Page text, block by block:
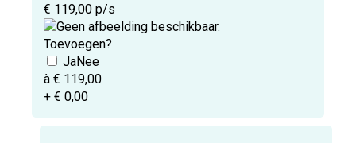
€ 119,00 p/s
Toevoegen?
à € 119,00
+ € 0,00